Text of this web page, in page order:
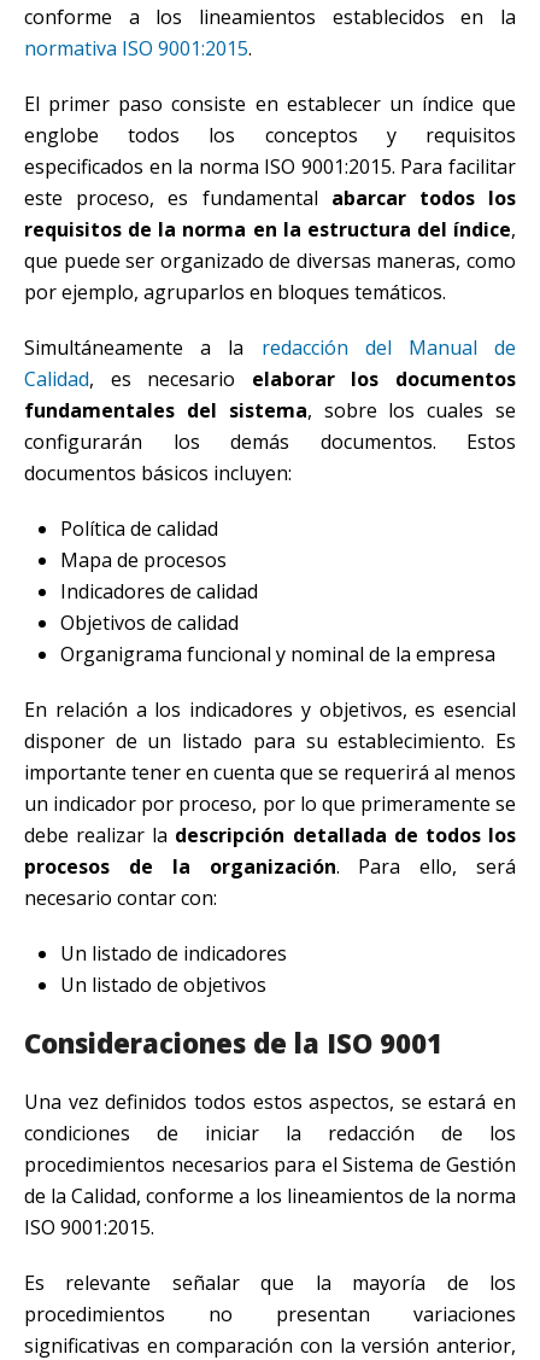
conforme a los lineamientos establecidos en la
normativa ISO 9001:2015.
El primer paso consiste en establecer un índice que
englobe todos los conceptos y requisitos
especificados en la norma ISO 9001:2015. Para facilitar
este proceso, es fundamental abarcar todos los
requisitos de la norma en la estructura del índice,
que puede ser organizado de diversas maneras, como
por ejemplo, agruparlos en bloques temáticos.
Simultáneamente a la redacción del Manual de
Calidad, es necesario elaborar los documentos
fundamentales del sistema, sobre los cuales se
configurarán los demás documentos. Estos
documentos básicos incluyen:
Política de calidad
Mapa de procesos
Indicadores de calidad
Objetivos de calidad
Organigrama funcional y nominal de la empresa
En relación a los indicadores y objetivos, es esencial
disponer de un listado para su establecimiento. Es
importante tener en cuenta que se requerirá al menos
un indicador por proceso, por lo que primeramente se
debe realizar la descripción detallada de todos los
procesos de la organización. Para ello, será
necesario contar con:
Un listado de indicadores
Un listado de objetivos
Consideraciones de la ISO 9001
Una vez definidos todos estos aspectos, se estará en
condiciones de iniciar la redacción de los
procedimientos necesarios para el Sistema de Gestión
de la Calidad, conforme a los lineamientos de la norma
ISO 9001:2015.
Es relevante señalar que la mayoría de los
procedimientos no presentan variaciones
significativas en comparación con la versión anterior,